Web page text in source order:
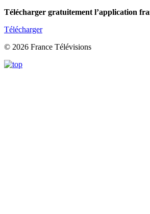
Télécharger gratuitement l’application
Télécharger
© 2026 France Télévisions